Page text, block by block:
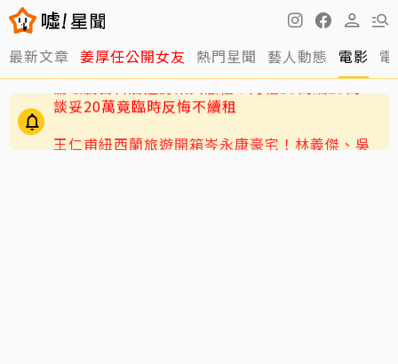
最新文章 姜厚任公開女友 熱門星聞 藝人動態 電影
王仁甫紐西蘭旅遊開箱岑永康豪宅！林義傑、吳